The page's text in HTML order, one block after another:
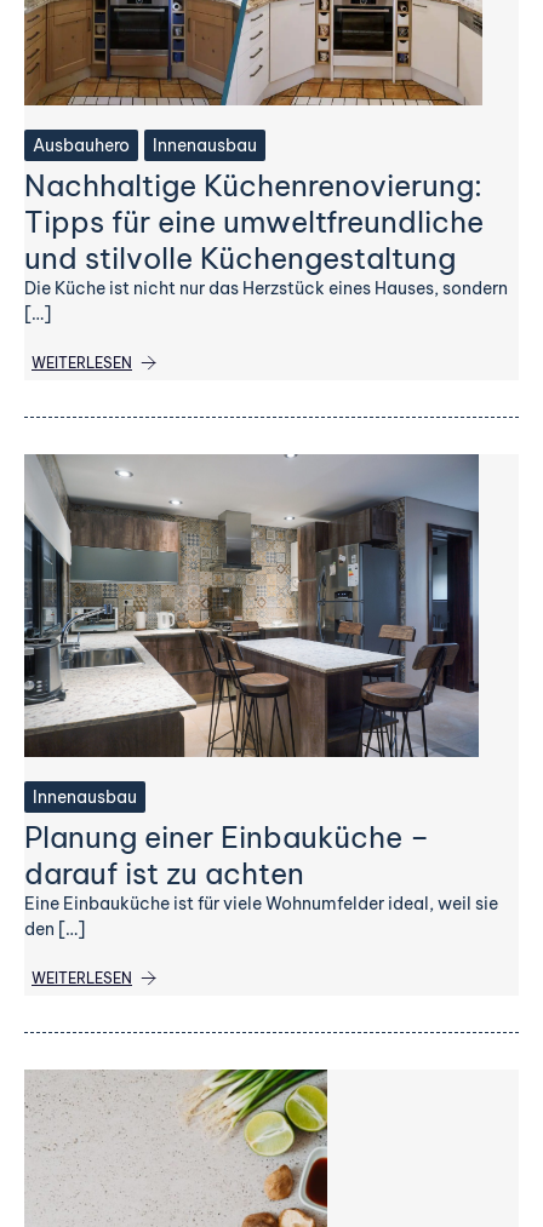
Ausbauhero Innenausbau
Nachhaltige Küchenrenovierung:
Tipps für eine umweltfreundliche
und stilvolle Küchengestaltung
Die Küche ist nicht nur das Herzstück eines Hauses, sondern
[…]
WEITERLESEN
Innenausbau
Planung einer Einbauküche –
darauf ist zu achten
Eine Einbauküche ist für viele Wohnumfelder ideal, weil sie
den […]
WEITERLESEN